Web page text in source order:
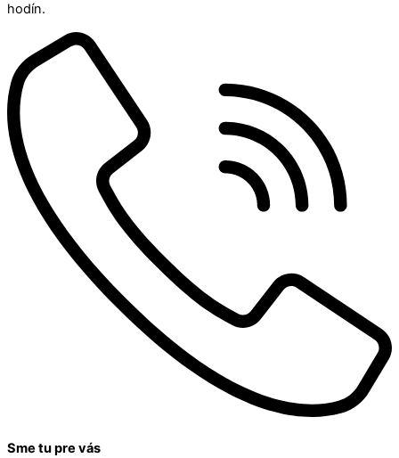
hodín.
Sme tu pre vás